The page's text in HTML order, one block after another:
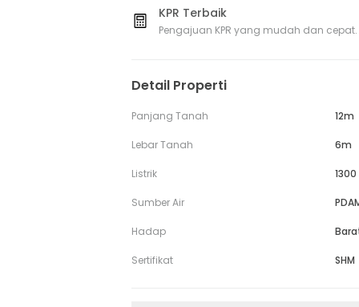
KPR Terbaik
Pengajuan KPR yang mudah dan cepat.
Detail Properti
Panjang Tanah 12m
Lebar Tanah 6m
Listrik
Sumber Air
Hadap
Sertifikat SHM